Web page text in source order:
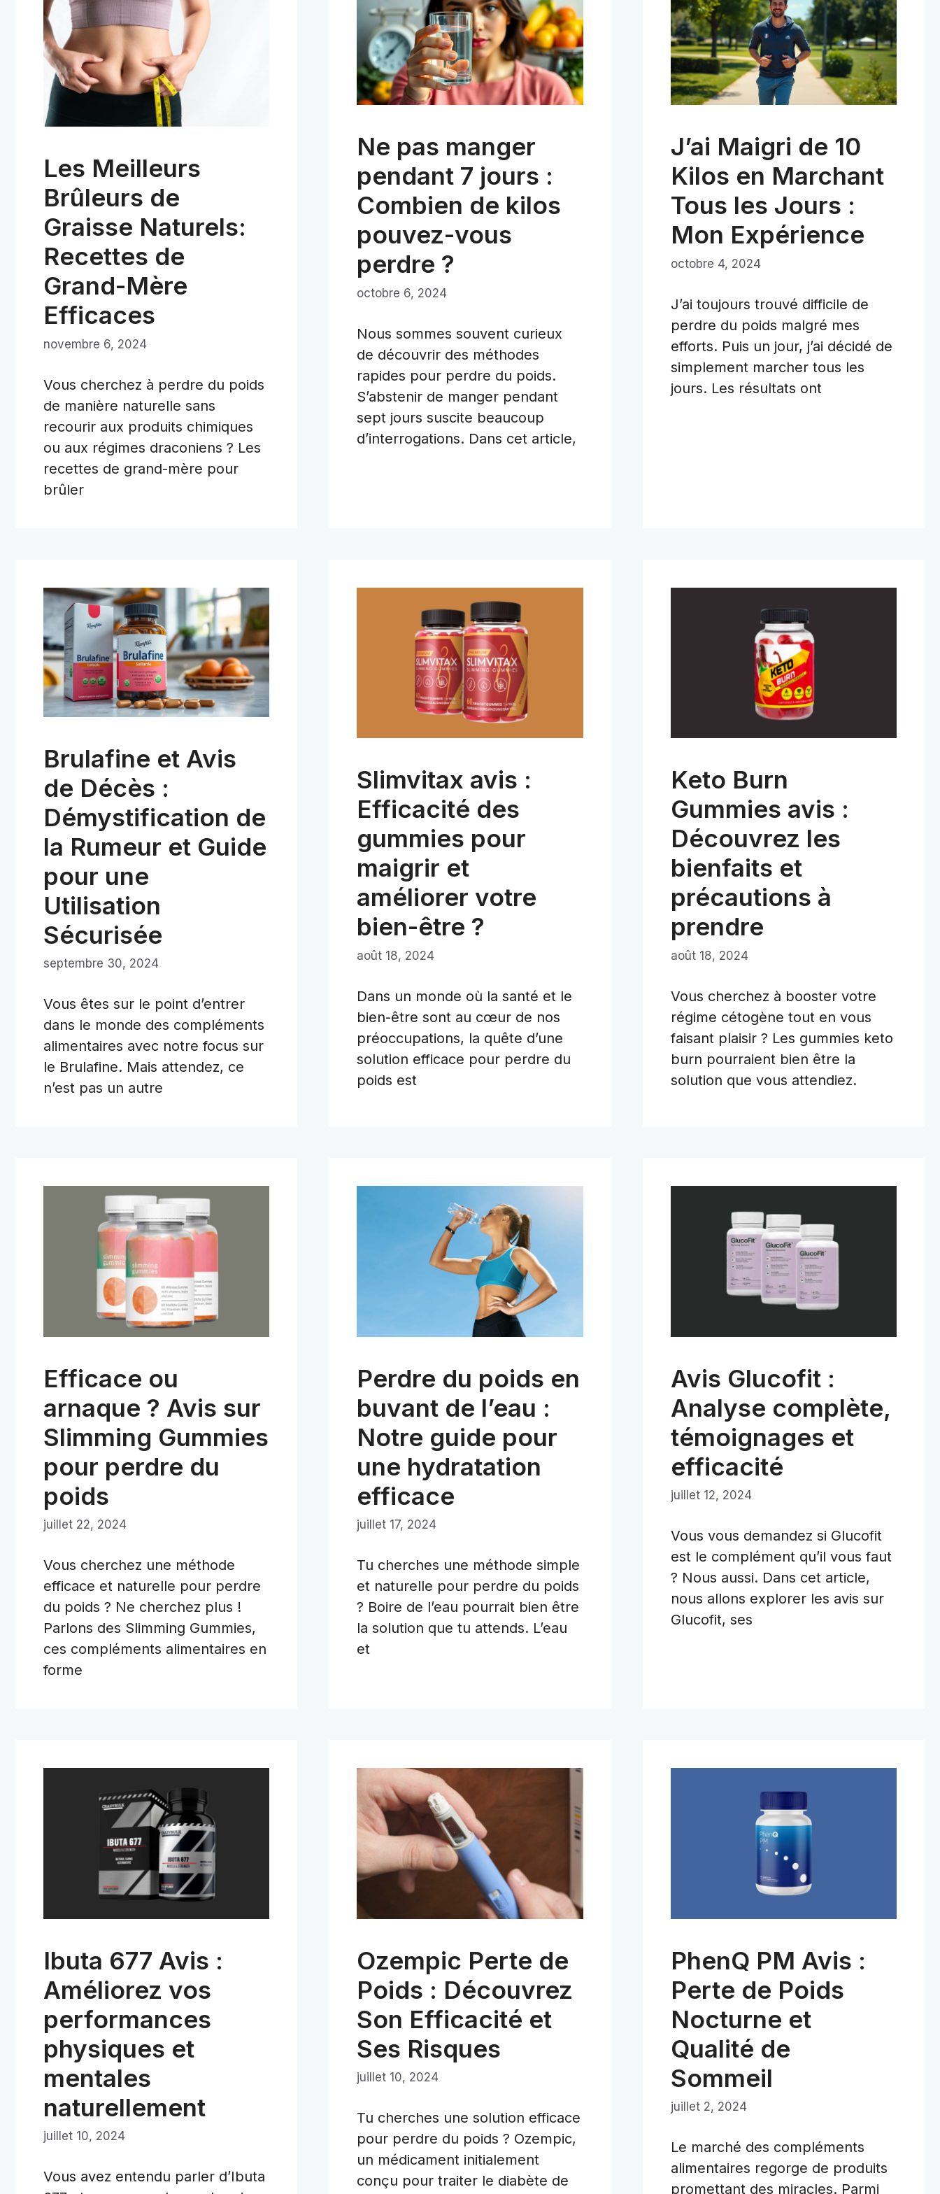
Les Meilleurs
Brûleurs de
Graisse Naturels:
Recettes de
Grand-Mère
Efficaces
novembre 6, 2024
Vous cherchez à perdre du poids
de manière naturelle sans
recourir aux produits chimiques
ou aux régimes draconiens ? Les
recettes de grand-mère pour
brûler
Ne pas manger
pendant 7 jours :
Combien de kilos
pouvez-vous
perdre ?
octobre 6, 2024
Nous sommes souvent curieux
de découvrir des méthodes
rapides pour perdre du poids.
S’abstenir de manger pendant
sept jours suscite beaucoup
d’interrogations. Dans cet article,
J’ai Maigri de 10
Kilos en Marchant
Tous les Jours :
Mon Expérience
octobre 4, 2024
J’ai toujours trouvé difficile de
perdre du poids malgré mes
efforts. Puis un jour, j’ai décidé de
simplement marcher tous les
jours. Les résultats ont
Brulafine et Avis
de Décès :
Démystification de
la Rumeur et Guide
pour une
Utilisation
Sécurisée
septembre 30, 2024
Vous êtes sur le point d’entrer
dans le monde des compléments
alimentaires avec notre focus sur
le Brulafine. Mais attendez, ce
n’est pas un autre
Slimvitax avis :
Efficacité des
gummies pour
maigrir et
améliorer votre
bien-être ?
août 18, 2024
Dans un monde où la santé et le
bien-être sont au cœur de nos
préoccupations, la quête d’une
solution efficace pour perdre du
poids est
Keto Burn
Gummies avis :
Découvrez les
bienfaits et
précautions à
prendre
août 18, 2024
Vous cherchez à booster votre
régime cétogène tout en vous
faisant plaisir ? Les gummies keto
burn pourraient bien être la
solution que vous attendiez.
Efficace ou
arnaque ? Avis sur
Slimming Gummies
pour perdre du
poids
juillet 22, 2024
Vous cherchez une méthode
efficace et naturelle pour perdre
du poids ? Ne cherchez plus !
Parlons des Slimming Gummies,
ces compléments alimentaires en
forme
Perdre du poids en
buvant de l’eau :
Notre guide pour
une hydratation
efficace
juillet 17, 2024
Tu cherches une méthode simple
et naturelle pour perdre du poids
? Boire de l’eau pourrait bien être
la solution que tu attends. L’eau
et
Avis Glucofit :
Analyse complète,
témoignages et
efficacité
juillet 12, 2024
Vous vous demandez si Glucofit
est le complément qu’il vous faut
? Nous aussi. Dans cet article,
nous allons explorer les avis sur
Glucofit, ses
Ibuta 677 Avis :
Améliorez vos
performances
physiques et
mentales
naturellement
juillet 10, 2024
Vous avez entendu parler d’Ibuta
Ozempic Perte de
Poids : Découvrez
Son Efficacité et
Ses Risques
juillet 10, 2024
Tu cherches une solution efficace
pour perdre du poids ? Ozempic,
un médicament initialement
conçu pour traiter le diabète de
PhenQ PM Avis :
Perte de Poids
Nocturne et
Qualité de
Sommeil
juillet 2, 2024
Le marché des compléments
alimentaires regorge de produits
promettant des miracles. Parmi